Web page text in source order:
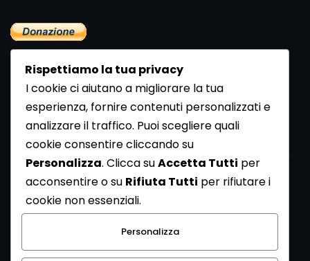
Newsletter
Se vuoi ricevere la Rivista gratuita di archeologia realizzata
dalla Redazione di ArcheoMedia iscriviti alla nostra
Newsletter [Clicca Qui]
Con l'invio del messaggio l'utente dichiara di aver letto
l’informativa sulla privacy e di acconsentire al trattamento
dei propri dati personali.
Rispettiamo la tua privacy
I cookie ci aiutano a migliorare la tua
esperienza, fornire contenuti personalizzati e
analizzare il traffico. Puoi scegliere quali
cookie consentire cliccando su
Personalizza. Clicca suAccetta Tutti per
acconsentire o su Rifiuta Tutti per rifiutare i
cookie non essenziali.
Personalizza